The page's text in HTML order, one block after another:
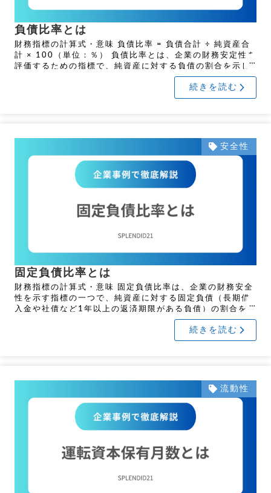
負債比率とは
財務指標の計算式・意味 負債比率 = 負債合計 ÷ 純資産合
計 × 100（単位：％） 負債比率とは、企業の財務安定性を
評価するための指標で、純資産に対する負債の割合を示し
ます。負債比率が高い場合、借入依存度が高く、返済 […]
続きを読む
安全性
固定負債比率とは
財務指標の計算式・意味 固定負債比率は、企業の財務安全
性を示す指標の一つで、純資産に対する固定負債（長期借
入金や社債など1年以上の返済期限がある負債）の割合を表
します。計算式は以下の通りです。 固定負債比率 ＝（固定
続きを読む
流動性